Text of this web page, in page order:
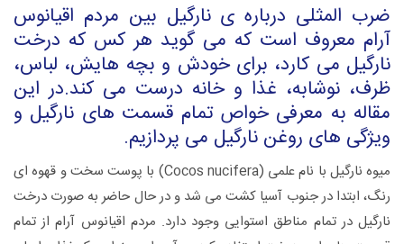
ضرب المثلی درباره ی نارگیل بین مردم اقیانوس
آرام معروف است که می گوید هر کس که درخت
نارگیل می کارد، برای خودش و بچه هایش، لباس،
ظرف، نوشابه، غذا و خانه درست می کند.در این
مقاله به معرفی خواص تمام قسمت های نارگیل و
ویژگی های روغن نارگیل می پردازیم.
میوه نارگیل با نام علمی (Cocos nucifera) با پوست سخت و قهوه ای
رنگ، ابتدا در جنوب آسیا کشت می شد و در حال حاضر به صورت درخت
نارگیل در تمام مناطق استوایی وجود دارد. مردم اقیانوس آرام از تمام